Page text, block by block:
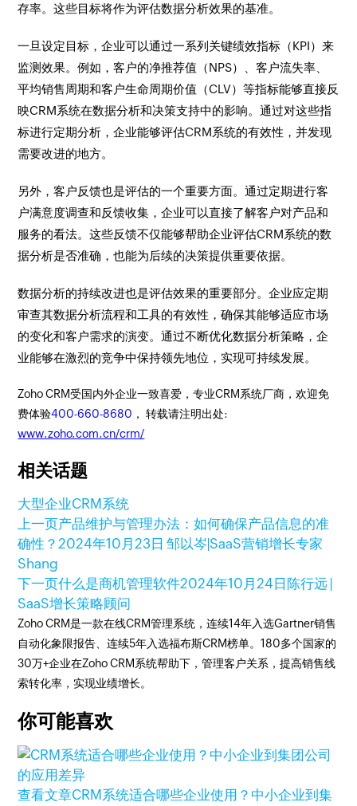
存率。这些目标将作为评估数据分析效果的基准。
一旦设定目标，企业可以通过一系列关键绩效指标（KPI）来
监测效果。例如，客户的净推荐值（NPS）、客户流失率、
平均销售周期和客户生命周期价值（CLV）等指标能够直接反
映CRM系统在数据分析和决策支持中的影响。通过对这些指
标进行定期分析，企业能够评估CRM系统的有效性，并发现
需要改进的地方。
另外，客户反馈也是评估的一个重要方面。通过定期进行客
户满意度调查和反馈收集，企业可以直接了解客户对产品和
服务的看法。这些反馈不仅能够帮助企业评估CRM系统的数
据分析是否准确，也能为后续的决策提供重要依据。
数据分析的持续改进也是评估效果的重要部分。企业应定期
审查其数据分析流程和工具的有效性，确保其能够适应市场
的变化和客户需求的演变。通过不断优化数据分析策略，企
业能够在激烈的竞争中保持领先地位，实现可持续发展。
Zoho CRM受国内外企业一致喜爱，专业CRM系统厂商，欢迎免
费体验400-660-8680 ， 转载请注明出处:
www.zoho.com.cn/crm/
相关话题
大型企业CRM系统
上一页产品维护与管理办法：如何确保产品信息的准
确性？2024年10月23日 邹以岑|SaaS营销增长专家
Shang
下一页什么是商机管理软件2024年10月24日 陈行远 |
SaaS增长策略顾问
Zoho CRM是一款在线CRM管理系统，连续14年入选Gartner销售
自动化象限报告、连续5年入选福布斯CRM榜单。180多个国家的
30万+企业在Zoho CRM系统帮助下，管理客户关系，提高销售线
索转化率，实现业绩增长。
你可能喜欢
查看文章CRM系统适合哪些企业使用？中小企业到集